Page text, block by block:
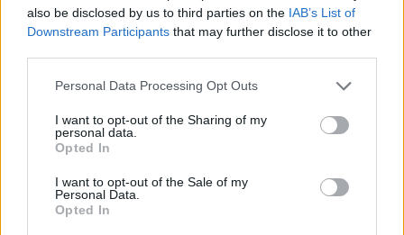
also be disclosed by us to third parties on the IAB’s List of
Downstream Participants that may further disclose it to other
Personal Data Processing Opt Outs
I want to opt-out of the Sharing of my
personal data.
Opted In
I want to opt-out of the Sale of my
Personal Data.
Opted In